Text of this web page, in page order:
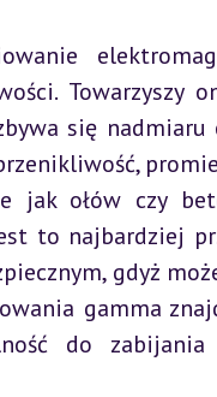
Towarzyszy
się
jak ołów czy
to najbardziej
gdyż
gamma
do zabijania